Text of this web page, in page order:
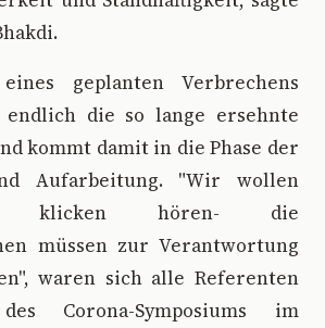
geplanten Verbrechens
die so lange ersehnte
kommt damit in die Phase der
Aufarbeitung. "Wir wollen
klicken hören- die
müssen zur Verantwortung
waren sich alle Referenten
Corona-Symposiums im